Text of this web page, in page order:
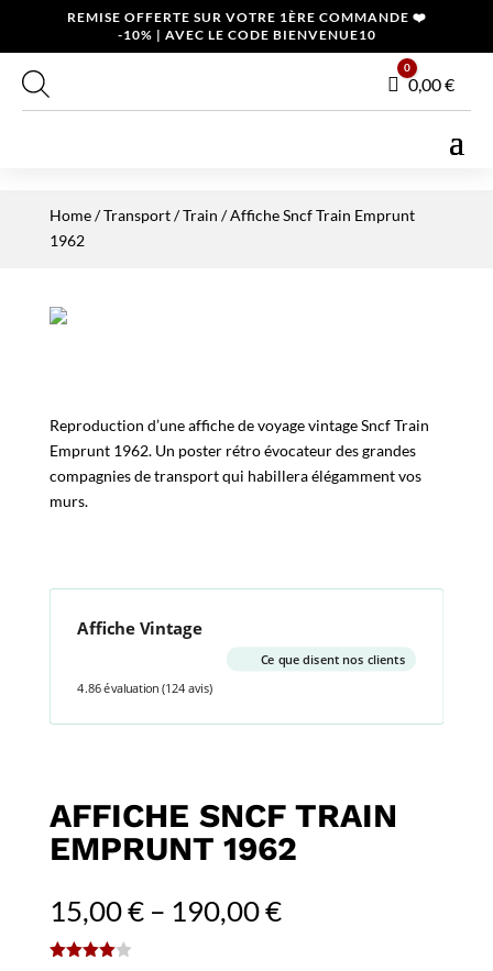
REMISE OFFERTE SUR VOTRE 1ÈRE COMMANDE ❤️
-10% | AVEC LE CODE BIENVENUE10
Panier
0
0,00€
Home/Transport/Train / Affiche Sncf Train Emprunt
1962
Reproduction d’une affiche de voyage vintage Sncf Train
Emprunt 1962. Un poster rétro évocateur des grandes
compagnies de transport qui habillera élégamment vos
murs.
Affiche Vintage
Ce que disent nos clients
4.86 évaluation (124 avis)
AFFICHE SNCF TRAIN
EMPRUNT 1962
15,00€– 190,00€